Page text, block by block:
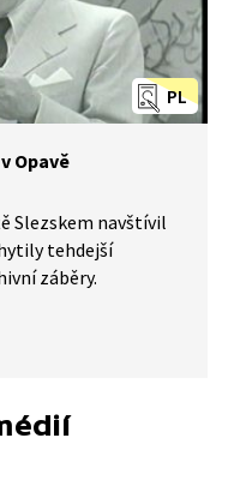
PL
Opavě
Slezskem navštívil
tehdejší
záběry.